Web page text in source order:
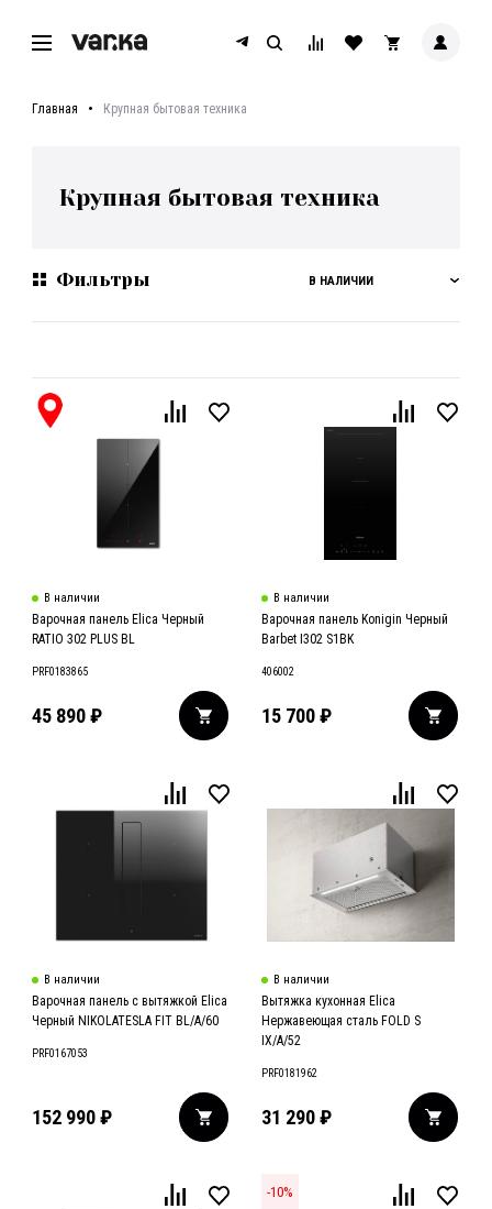
Главная Крупная бытовая техника
Крупная бытовая техника
Фильтры В НАЛИЧИИ
В наличии
Варочная панель Elica Черный
RATIO 302 PLUS BL
PRF0183865
45 890₽
В наличии
Варочная панель Konigin Черный
Barbet I302 S1BK
406002
15 700 ₽
В наличии
Варочная панель с вытяжкой Elica
Черный NIKOLATESLA FIT BL/A/60
PRF0167053
152 990₽
В наличии
Вытяжка кухонная Elica
Нержавеющая сталь FOLD S
IX/A/52
PRF0181962
31 290 ₽
-10%